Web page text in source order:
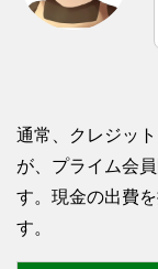
通常、クレジッ
が、プライム会
す。現金の出費
す。